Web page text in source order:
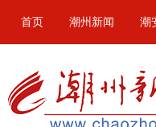
首页 潮州新闻 潮